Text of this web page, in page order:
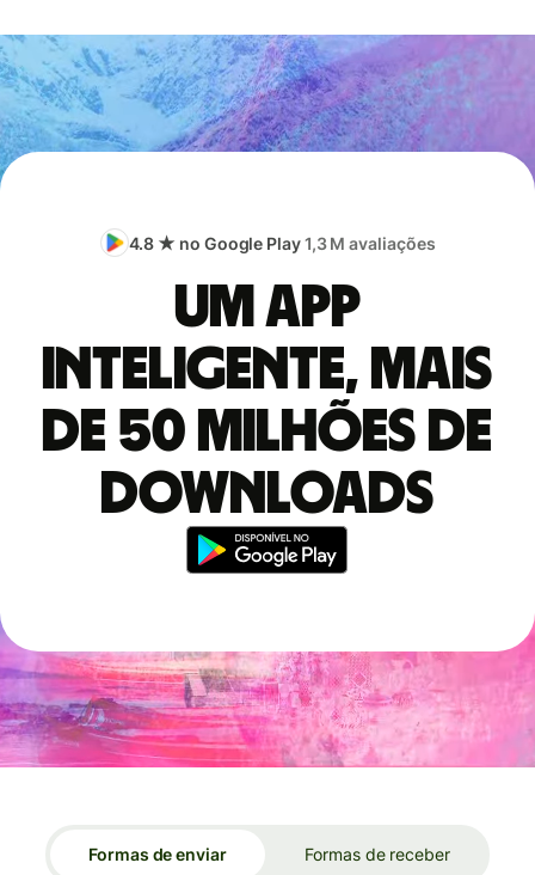
4.8 ★ no Google Play1,3 M avaliações
Um app
inteligente, mais
de 50 milhões de
downloads
Formas de enviar Formas de receber